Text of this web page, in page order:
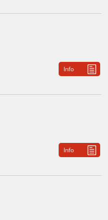
Info
Info